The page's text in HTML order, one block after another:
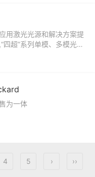
用激光光源和解决方案提
四超”系列单模、多模光纤
为一体
4 5 › ››